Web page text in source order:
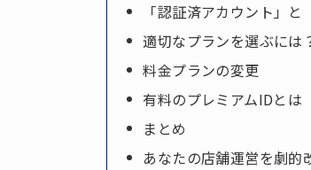
「認証済アカウント」
適切なプランを選ぶには
料金プランの変更
有料のプレミアムIDとは
まとめ
あなたの店舗運営を劇的